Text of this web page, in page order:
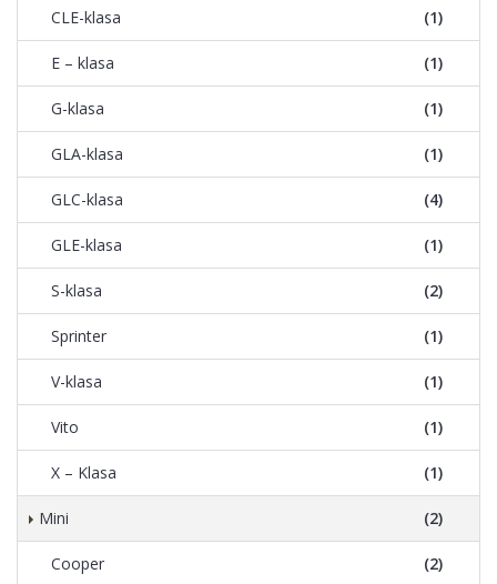
CLE-klasa (1)
E – klasa (1)
G-klasa (1)
GLA-klasa (1)
GLC-klasa (4)
GLE-klasa (1)
S-klasa (2)
Sprinter (1)
V-klasa (1)
Vito (1)
X – Klasa (1)
Mini (2)
Cooper (2)